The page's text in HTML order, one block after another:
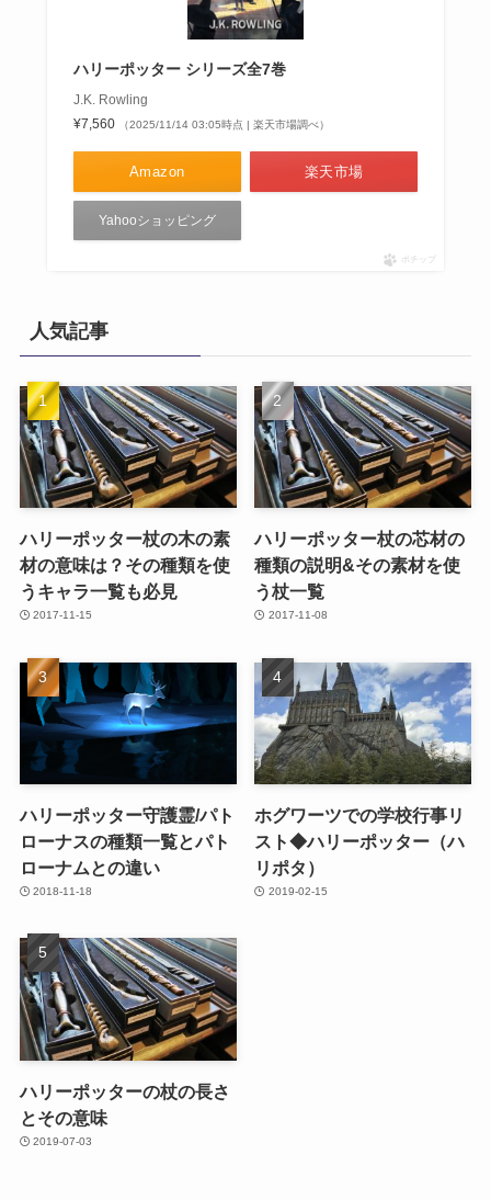
ハリーポッター シリーズ全7巻
J.K. Rowling
¥7,560
（2025/11/14 03:05時点 | 楽天市場調べ）
Amazon 楽天市場
Yahooショッピング
ポチップ
人気記事
ハリーポッター杖の木の素
材の意味は？その種類を使
うキャラ一覧も必見
2017-11-15
ハリーポッター杖の芯材の
種類の説明&その素材を使
う杖一覧
2017-11-08
ハリーポッター守護霊/パト
ローナスの種類一覧とパト
ローナムとの違い
2018-11-18
ホグワーツでの学校行事リ
スト◆ハリーポッター（ハ
リポタ）
2019-02-15
ハリーポッターの杖の長さ
とその意味
2019-07-03